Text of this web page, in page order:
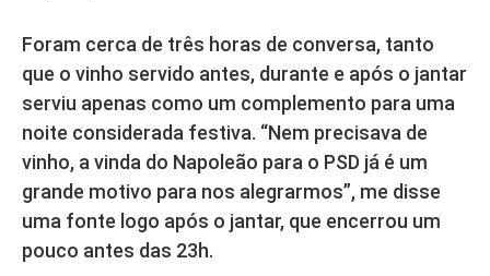
Foram cerca de três horas de conversa, tanto
que o vinho servido antes, durante e após o jantar
serviu apenas como um complemento para uma
noite considerada festiva. “Nem precisava de
vinho, a vinda do Napoleão para o PSD já é um
grande motivo para nos alegrarmos”, me disse
uma fonte logo após o jantar, que encerrou um
pouco antes das 23h.